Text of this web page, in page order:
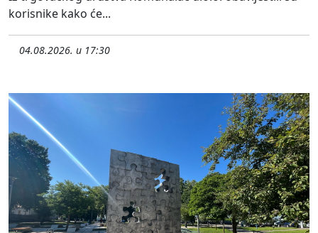
korisnike kako će...
04.08.2026. u 17:30